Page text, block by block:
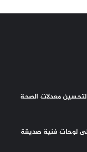
لتحسين معدلات الصحة
لوحات فنية صديقة